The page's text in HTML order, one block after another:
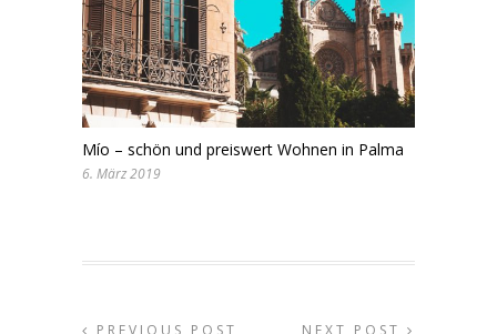
Mío – schön und preiswert Wohnen in Palma
6. März 2019